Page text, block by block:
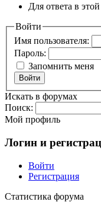
Для ответа в
Войти
Имя пользователя:
Пароль:
Запомнить меня
Войти
Искать в форумах
Поиск:
Мой профиль
Логин и
Войти
Регистрация
Статистика форума